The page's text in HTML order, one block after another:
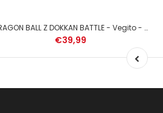
DRAGON BALL Z DOKKAN BATTLE - Vegito - Figure 10th Anniversary 19cm
€39,99